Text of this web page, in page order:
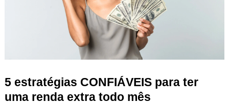
5 estratégias CONFIÁVEIS para ter
uma renda extra todo mês